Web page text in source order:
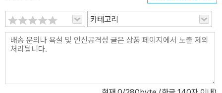
부, 언론의 무관심에 분노하고, 범죄 전문 기자로서?사명감을 가지고
사건에 대한 대중의 관심을 높이기 위해 ‘살인마 별명’을 정하기로 한
다. 2008년, 크리스틴은 <LA Weekly>의 표지 기사에서 살인마가
마치 느긋하게 취미생활을 하듯 살인 사건 사이에 긴 휴식기를 가진
rim Sleeper(잠들었던 살인마)’로 명명하여 사회적 반향을 일으킨
카테고리